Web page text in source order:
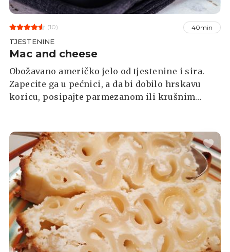
(10) 40min
TJESTENINE
Mac and cheese
Obožavano američko jelo od tjestenine i sira.
Zapecite ga u pećnici, a da bi dobilo hrskavu
koricu, posipajte parmezanom ili krušnim
umak od sira bolje 'uvukao'.